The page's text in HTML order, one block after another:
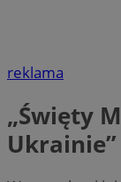
reklama
„Święty